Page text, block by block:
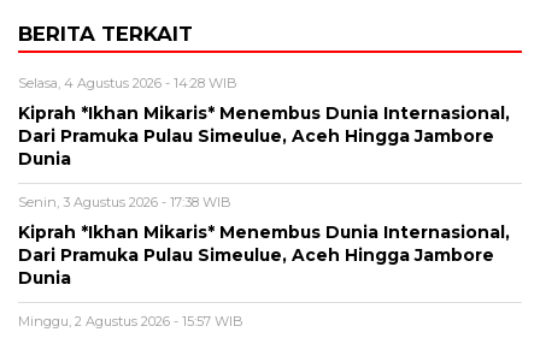
BERITA TERKAIT
Selasa, 4 Agustus 2026 - 14:28 WIB
Kiprah *Ikhan Mikaris* Menembus Dunia Internasional,
Dari Pramuka Pulau Simeulue, Aceh Hingga Jambore
Dunia
Senin, 3 Agustus 2026 - 17:38 WIB
Kiprah *Ikhan Mikaris* Menembus Dunia Internasional,
Dari Pramuka Pulau Simeulue, Aceh Hingga Jambore
Dunia
Minggu, 2 Agustus 2026 - 15:57 WIB